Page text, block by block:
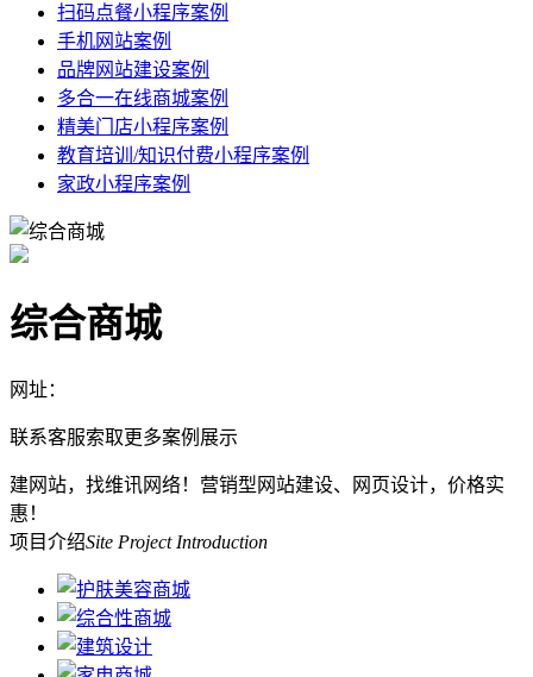
扫码点餐小程序案例
手机网站案例
品牌网站建设案例
多合一在线商城案例
精美门店小程序案例
教育培训/知识付费小程序案例
家政小程序案例
综合商城
网址：
联系客服索取更多案例展示
建网站，找维讯网络！营销型网站建设、网页设计，价格实
惠！
项目介绍Site Project Introduction